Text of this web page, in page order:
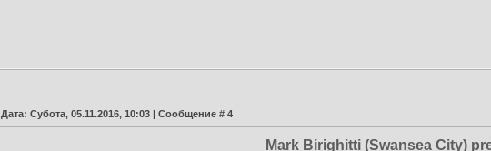
Дата: Субота, 05.11.2016, 10:03 | Сообщение # 4
Mark Birighitti (Swansea City)